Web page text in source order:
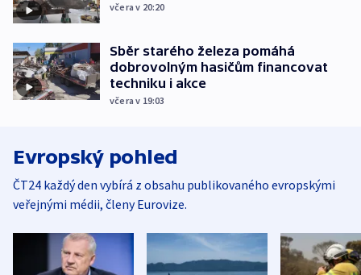
včera v 20:20
Sběr starého železa pomáhá
dobrovolným hasičům financovat
techniku i akce
včera v 19:03
Evropský pohled
ČT24 každý den vybírá z obsahu publikovaného evropskými
veřejnými médii, členy Eurovize.